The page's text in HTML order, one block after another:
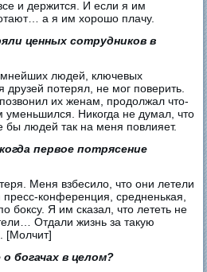
и держится. И если я им
а я им хорошо плачу.
ценных сотрудников в
людей, ключевых
потерял, не мог поверить.
их женам, продолжал что-
Никогда не думал, что
бы людей так на меня повлияет.
первое потрясение
Меня взбесило, что они летели
конференция, средненькая,
боксу. Я им сказал, что лететь не
Отдали жизнь за такую
[Молчит]
богачах в целом?